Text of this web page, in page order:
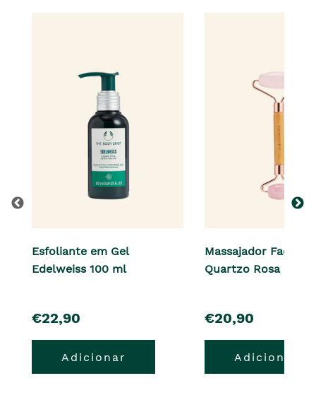
Esfoliante em Gel
Edelweiss 100 ml
pre�o
€22,90
Adicionar
Massajador Facial
Quartzo Rosa
pre�o
€20,90
Adicionar